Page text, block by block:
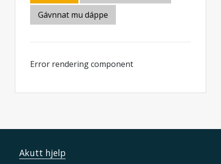
Gávnnat mu dáppe
Error rendering component
Akutt hjelp